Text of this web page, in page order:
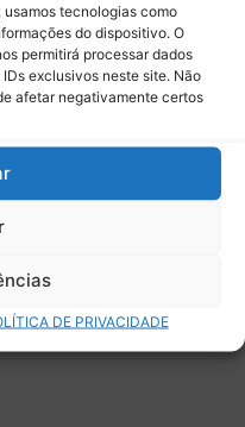
tecnologias como
do dispositivo. O
permitirá processar dados
exclusivos neste site. Não
afetar negativamente certos
DE PRIVACIDADE
Assinar